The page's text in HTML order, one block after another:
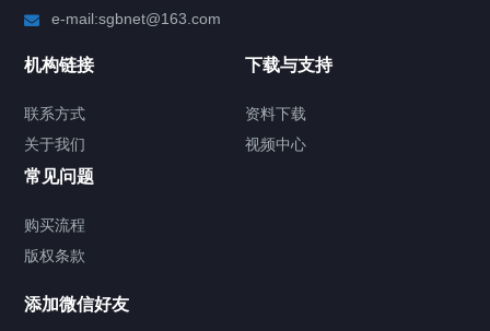
e-mail:sgbnet@163.com
机构链接
联系方式
关于我们
下载与支持
资料下载
视频中心
常见问题
购买流程
版权条款
添加微信好友